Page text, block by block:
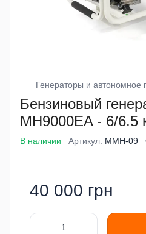
Генераторы и автономное
Бензиновый
MH9000EA - 6/6.5
В наличии Артикул: MMH-09
40 000 грн